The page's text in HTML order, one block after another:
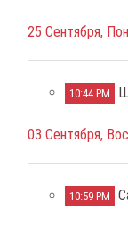
25 Сентября,
10:44 PM
03 Сентября,
10:59 PM